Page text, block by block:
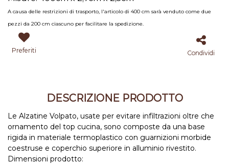
A causa delle restrizioni di trasporto, l'articolo di 400 cm sarà venduto come due
pezzi da 200 cm ciascuno per facilitare la spedizione.
Preferiti Condividi
DESCRIZIONE PRODOTTO
Le Alzatine Volpato, usate per evitare infiltrazioni oltre che
ornamento del top cucina, sono composte da una base
rigida in materiale termoplastico con guarnizioni morbide
coestruse e coperchio superiore in alluminio rivestito.
Dimensioni prodotto: